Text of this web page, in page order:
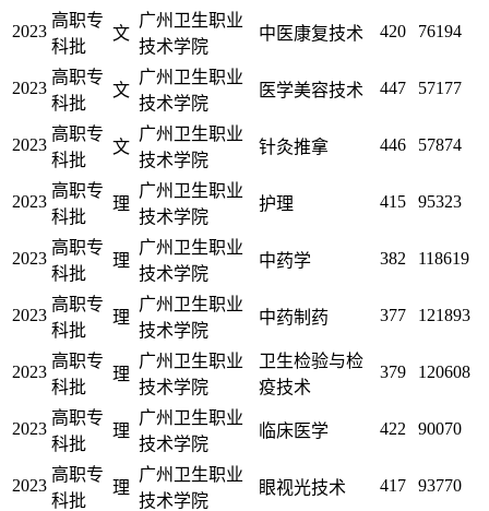
2023
高职专
科批
文
广州卫生职业
技术学院
中医康复技术 420 76194
2023
高职专
科批
文
广州卫生职业
技术学院
医学美容技术 447 57177
2023
高职专
科批
文
广州卫生职业
技术学院
针灸推拿 446 57874
2023
高职专
科批
理
广州卫生职业
技术学院
护理 415 95323
2023
高职专
科批
理
广州卫生职业
技术学院
中药学 382 118619
2023
高职专
科批
理
广州卫生职业
技术学院
中药制药 377 121893
2023
高职专
科批
理
广州卫生职业
技术学院
卫生检验与检
疫技术
379 120608
2023
高职专
科批
理
广州卫生职业
技术学院
临床医学 422 90070
2023
高职专
科批
理
广州卫生职业
技术学院
眼视光技术 417 93770